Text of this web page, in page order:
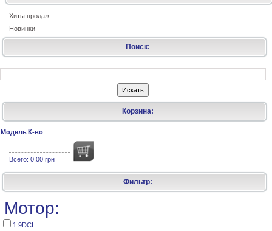
Хиты продаж
Новинки
Поиск:
Корзина:
Модель К-во
Всего: 0.00 грн
Фильтр:
Мотор:
1.9DCI